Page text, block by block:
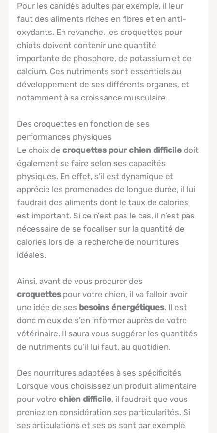
Pour les canidés adultes par exemple, il leur
faut des aliments riches en fibres et en anti-
oxydants. En revanche, les croquettes pour
chiots doivent contenir une quantité
importante de phosphore, de potassium et de
calcium. Ces nutriments sont essentiels au
développement de ses différents organes, et
notamment à sa croissance musculaire.
Des croquettes en fonction de ses
performances physiques
Le choix decroquettes pour chien difficile doit
également se faire selon ses capacités
physiques. En effet, s’il est dynamique et
apprécie les promenades de longue durée, il lui
faudrait des aliments dont le taux de calories
est important. Si ce n’est pas le cas, il n’est pas
nécessaire de se focaliser sur la quantité de
calories lors de la recherche de nourritures
idéales.
Ainsi, avant de vous procurer des
croquettes pour votre chien, il va falloir avoir
une idée de ses besoins énergétiques. Il est
donc mieux de s’en informer auprès de votre
vétérinaire. Il saura vous suggérer les quantités
de nutriments qu’il lui faut, au quotidien.
Des nourritures adaptées à ses spécificités
Lorsque vous choisissez un produit alimentaire
pour votrechien difficile, il faudrait que vous
preniez en considération ses particularités. Si
ses articulations et ses os sont par exemple